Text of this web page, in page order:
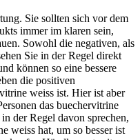
Sie sollten sich vor dem
immer im klaren sein,
Sowohl die negativen, als
Sie in der Regel direkt
können so eine bessere
die positiven
weiss ist. Hier ist aber
das buechervitrine
der Regel davon sprechen,
weiss hat, um so besser ist